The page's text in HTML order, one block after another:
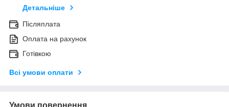
Детальніше
Післяплата
Оплата на рахунок
Готівкою
Всі умови оплати
Умови повернення